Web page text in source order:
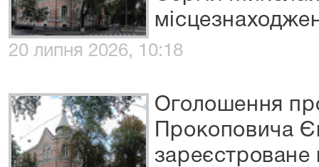
20 липня 2026, 10:18
Оголошення
Прокоповича